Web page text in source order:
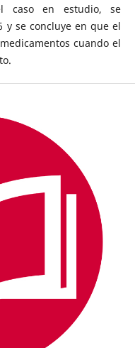
caso en estudio, se
y se concluye en que el
cuando el